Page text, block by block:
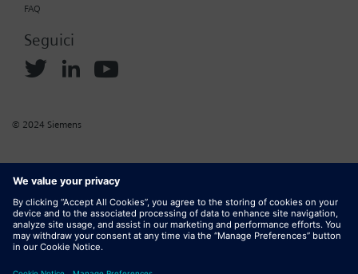
FAQ
Seguici
© 2024 Siemens
Informazioni aziendali Normativa sui cookie
Normativa sulla privacy Termini di utilizzo